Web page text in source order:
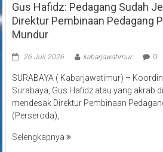
Gus Hafidz: Pedagang Sudah
Direktur Pembinaan Pedagang
Mundur
26 Juli 2026 kabarjawatimur 0
SURABAYA ( Kabarjawatimur) –
Surabaya, Gus Hafidz atau yang akrab
mendesak Direktur Pembinaan
(Perseroda),
Selengkapnya